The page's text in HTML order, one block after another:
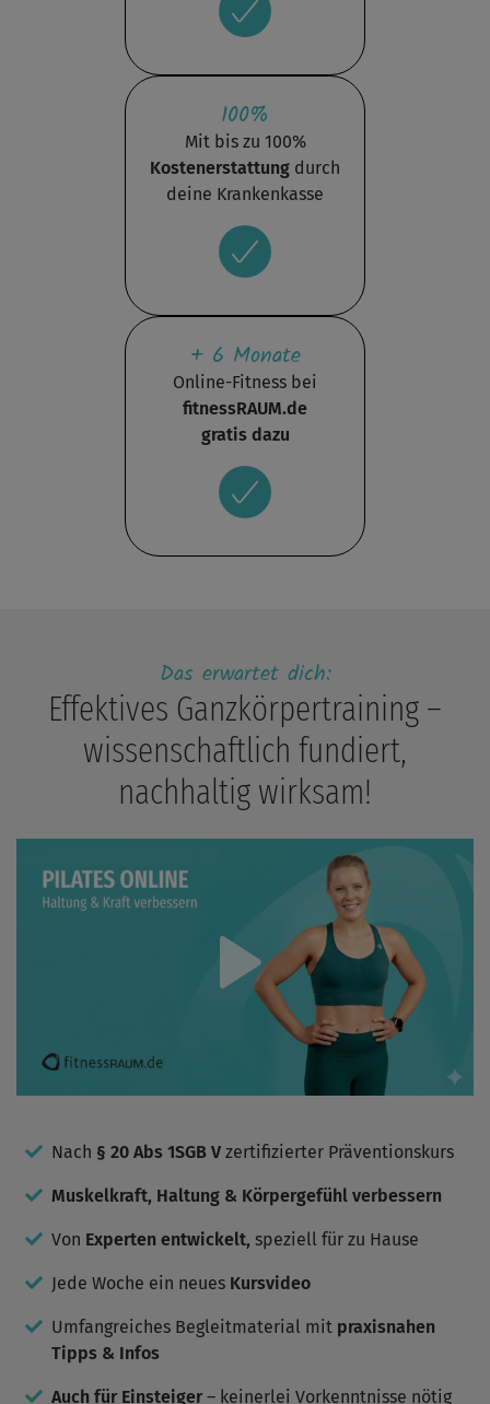
100%
Mit bis zu 100%
Kostenerstattung durch
deine Krankenkasse
+ 6 Monate
Online-Fitness bei
fitnessRAUM.de
gratis dazu
Das erwartet dich:
Effektives Ganzkörpertraining –
wissenschaftlich fundiert,
nachhaltig wirksam!
Nach § 20 Abs 1SGB V zertifizierter Präventionskurs
Muskelkraft, Haltung & Körpergefühl verbessern
Von Experten entwickelt, speziell für zu Hause
Jede Woche ein neues Kursvideo
Umfangreiches Begleitmaterial mit praxisnahen
Tipps & Infos
Auch für Einsteiger– keinerlei Vorkenntnisse nötig
Play
Video